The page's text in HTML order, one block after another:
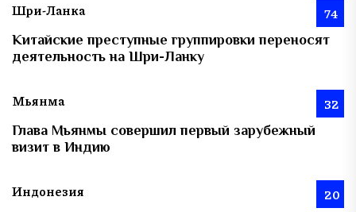
Шри-Ланка 74
Китайские преступные группировки переносят
деятельность на Шри-Ланку
Мьянма 32
Глава Мьянмы совершил первый зарубежный
визит в Индию
Индонезия 20